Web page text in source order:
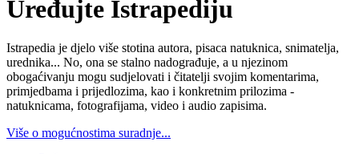
Uređujte Istrapediju
Istrapedia je djelo više stotina autora, pisaca natuknica, snimatelja,
urednika... No, ona se stalno nadograđuje, a u njezinom
obogaćivanju mogu sudjelovati i čitatelji svojim komentarima,
primjedbama i prijedlozima, kao i konkretnim prilozima -
natuknicama, fotografijama, video i audio zapisima.
Više o mogućnostima suradnje...